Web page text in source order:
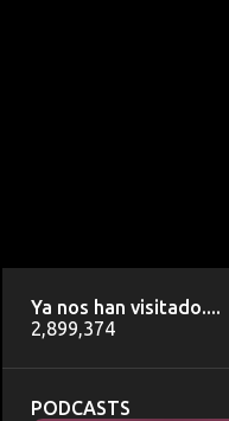
Ya nos han visitado....
2,899,374
PODCASTS